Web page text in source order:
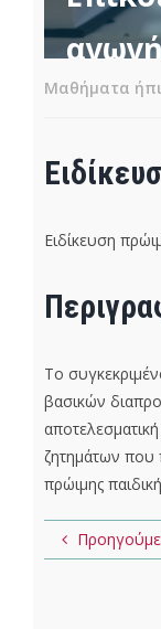
Μαθήματα
Ειδίκευση
Το
βασικών
ζητημάτων
πρώιμης